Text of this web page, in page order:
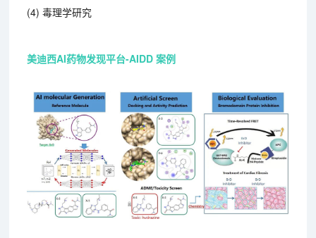
(4) 毒理学研究
美迪西AI药物发现平台-AIDD 案例